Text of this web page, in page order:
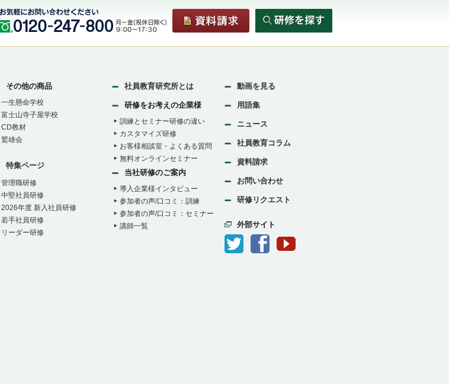
その他の商品
一生懸命学校
富士山寺子屋学校
CD教材
鷲雄会
特集ページ
管理職研修
中堅社員研修
2026年度 新入社員研修
若手社員研修
リーダー研修
社員教育研究所とは
研修をお考えの企業様
訓練とセミナー研修の違い
カスタマイズ研修
お客様相談室・よくある質問
無料オンラインセミナー
当社研修のご案内
導入企業様インタビュー
参加者の声/口コミ：訓練
参加者の声/口コミ：セミナー
講師一覧
動画を見る
用語集
ニュース
社員教育コラム
資料請求
お問い合わせ
研修リクエスト
外部サイト